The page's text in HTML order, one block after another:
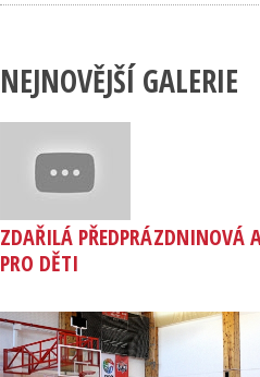
NEJNOVĚJŠÍ GALERIE
ZDAŘILÁ PŘEDPRÁZDNINOVÁ
PRO DĚTI